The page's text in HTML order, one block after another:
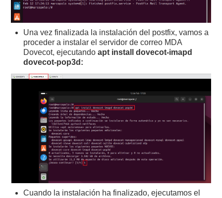
Una vez finalizada la instalación del postfix, vamos a
proceder a instalar el servidor de correo MDA
Dovecot, ejecutandoapt install dovecot-imapd
dovecot-pop3d:
Cuando la instalación ha finalizado, ejecutamos el